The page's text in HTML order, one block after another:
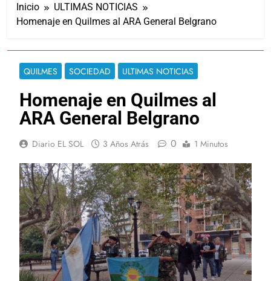
Inicio
ULTIMAS NOTICIAS
Homenaje en Quilmes al ARA General Belgrano
QUILMES SOCIEDAD ULTIMAS NOTICIAS
Homenaje en Quilmes al
ARA General Belgrano
Diario EL SOL 3 Años Atrás 0 1 Minutos